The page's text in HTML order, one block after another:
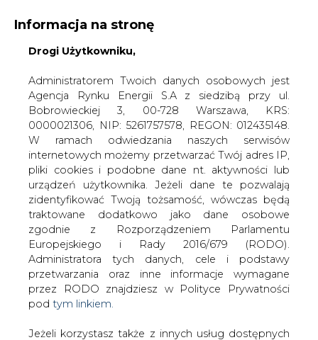
KONTAKT:
WYDAWCA PORTALU:
WYSOKI KONTRAST A A
ZALOGUJ SIĘ
WŁĄCZ CIRE.TV
Informacja na stronę
Drogi Użytkowniku,
Administratorem Twoich danych osobowych jest
Agencja Rynku Energii S.A z siedzibą przy ul.
Bobrowieckiej 3, 00-728 Warszawa, KRS:
0000021306, NIP: 5261757578, REGON: 012435148.
W ramach odwiedzania naszych serwisów
internetowych możemy przetwarzać Twój adres IP,
pliki cookies i podobne dane nt. aktywności lub
urządzeń użytkownika. Jeżeli dane te pozwalają
zidentyfikować Twoją tożsamość, wówczas będą
traktowane dodatkowo jako dane osobowe
zgodnie z Rozporządzeniem Parlamentu
Europejskiego i Rady 2016/679 (RODO).
Administratora tych danych, cele i podstawy
przetwarzania oraz inne informacje wymagane
przez RODO znajdziesz w Polityce Prywatności
pod tym linkiem.
Jeżeli korzystasz także z innych usług dostępnych